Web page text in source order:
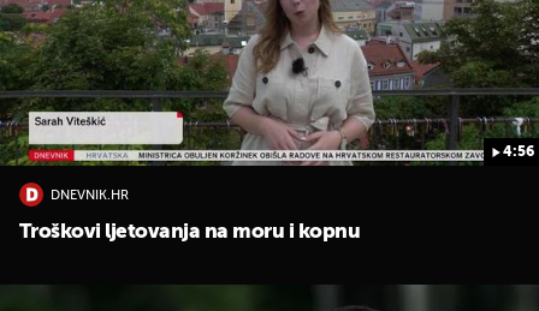
4:56
DNEVNIK.HR
Troškovi ljetovanja na moru i kopnu
UKLJUČITE NOTIFIKACIJE